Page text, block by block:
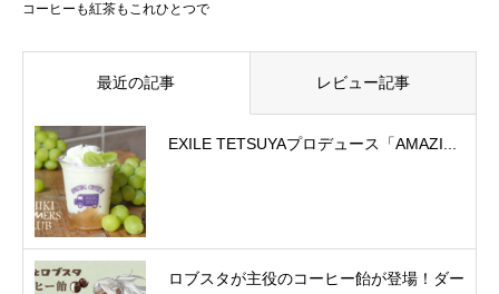
コーヒーも紅茶もこれひとつで
最近の記事 レビュー記事
EXILE TETSUYAプロデュース「AMAZI...
ロブスタが主役のコーヒー飴が登場！ダー